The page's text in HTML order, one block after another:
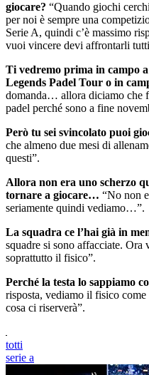
giocare? “Quando giochi
per noi è sempre una
Serie A, quindi c’è massimo
vuoi vincere devi affrontarli
Ti vedremo prima in campo
Legends Padel Tour o in
domanda… allora diciamo che
padel perché sono a fine
Però tu sei svincolato puoi
che almeno due mesi di
questi”.
Allora non era uno scherzo
tornare a giocare… “No non
seriamente quindi vediamo…”.
La squadra ce l’hai già in
squadre si sono affacciate. Ora
soprattutto il fisico”.
Perché la testa lo sappiamo
risposta, vediamo il fisico
cosa ci riserverà”.
totti
serie a